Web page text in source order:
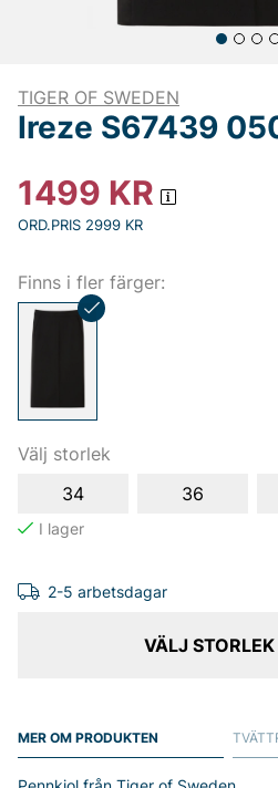
TIGER OF SWEDEN
Ireze S67439
1499 KR
ORD.PRIS 2999 KR
Finns i fler färger:
Välj storlek
34
36
2-5 arbetsdagar
VÄLJ STORLEK
MER OM PRODUKTEN